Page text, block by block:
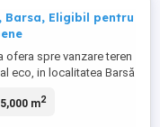
Barsa, Eligibil pentru
ofera spre vanzare teren
eco, in localitatea Barsă
terenului este
m2